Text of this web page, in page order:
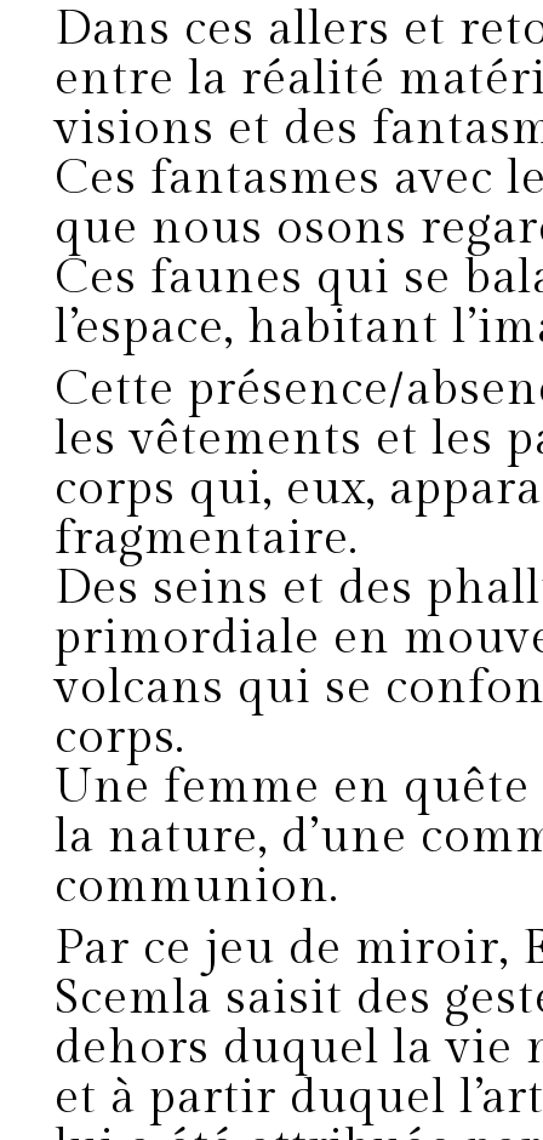
Dans ces allers et
entre la réalité
visions et des
Ces fantasmes avec
que nous osons
Ces faunes qui se
l’espace, habitant
Cette présence/
les vêtements et les
corps qui, eux,
fragmentaire.
Des seins et des
primordiale en
volcans qui se
corps.
Une femme en
la nature, d’une
communion.
Par ce jeu de miroir,
Scemla saisit des
dehors duquel la vie
et à partir duquel